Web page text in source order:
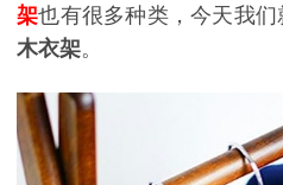
架也有很多种类，今天我
木衣架。